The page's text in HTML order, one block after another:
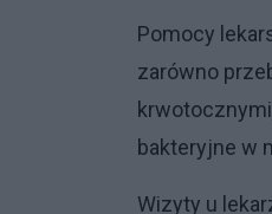
Pomocy
zarówno
bakteryjne w
Wizyty u